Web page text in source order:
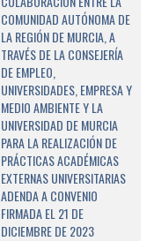
COMUNIDAD AUTÓNOMA DE
LA REGIÓN DE MURCIA, A
TRAVÉS DE LA CONSEJERÍA
DE EMPLEO,
UNIVERSIDADES, EMPRESA Y
MEDIO AMBIENTE Y LA
UNIVERSIDAD DE MURCIA
PARA LA REALIZACIÓN DE
PRÁCTICAS ACADÉMICAS
EXTERNAS UNIVERSITARIAS
ADENDA A CONVENIO
FIRMADA EL 21 DE
DICIEMBRE DE 2023